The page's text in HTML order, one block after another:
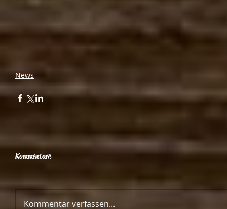
News
Kommentare
Kommentar verfassen...